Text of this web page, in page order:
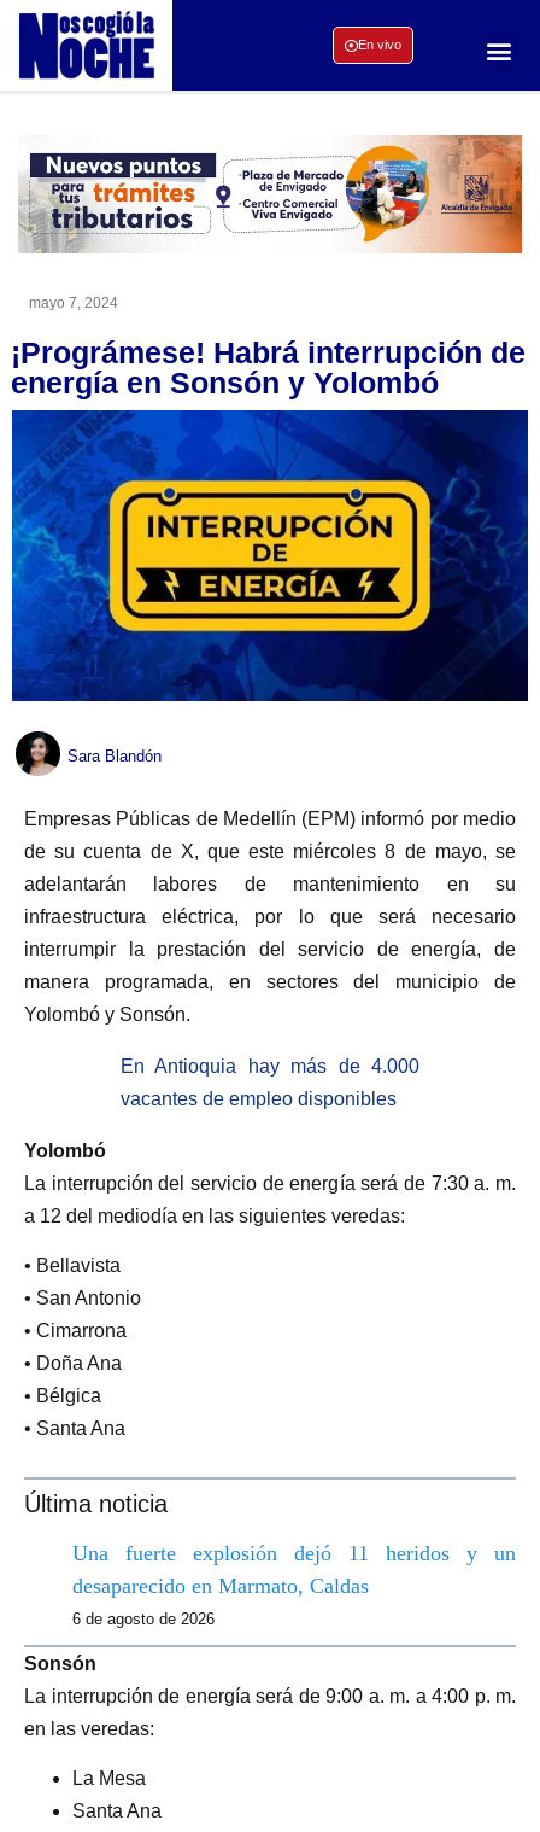
En vivo
mayo 7, 2024
¡Prográmese! Habrá interrupción de
energía en Sonsón y Yolombó
Sara Blandón
Empresas Públicas de Medellín (EPM) informó por medio
de su cuenta de X, que este miércoles 8 de mayo, se
adelantarán labores de mantenimiento en su
infraestructura eléctrica, por lo que será necesario
interrumpir la prestación del servicio de energía, de
manera programada, en sectores del municipio de
Yolombó y Sonsón.
En Antioquia hay más de 4.000
vacantes de empleo disponibles
Yolombó
La interrupción del servicio de energía será de 7:30 a. m.
a 12 del mediodía en las siguientes veredas:
• Bellavista
• San Antonio
• Cimarrona
• Doña Ana
• Bélgica
• Santa Ana
Última noticia
Una fuerte explosión dejó 11 heridos y un
desaparecido en Marmato, Caldas
6 de agosto de 2026
Sonsón
La interrupción de energía será de 9:00 a. m. a 4:00 p. m.
en las veredas:
La Mesa
Santa Ana